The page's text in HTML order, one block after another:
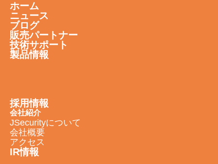
ホーム
ニュース
ブログ
販売パートナー
技術サポート
製品情報
採用情報
会社紹介
JSecurityについて
会社概要
アクセス
IR情報